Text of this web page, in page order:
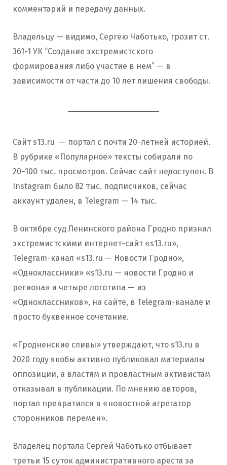
комментарий и передачу данных.
Владельцу — видимо, Сергею Чаботько, грозит ст.
361-1 УК “Создание экстремистского
формирования либо участие в нем” — в
зависимости от части до 10 лет лишения свободы.
Сайт s13.ru — портал с почти 20-летней историей.
В рубрике «Популярное» тексты собирали по
20−100 тыс. просмотров. Сейчас сайт недоступен. В
Instagram было 82 тыс. подписчиков, сейчас
аккаунт удален, в Telegram — 14 тыс.
В октябре суд Ленинского района Гродно признал
экстремистскими интернет-сайт «s13.ru»,
Telegram-канал «s13.ru — Новости Гродно»,
«Одноклассники» «s13.ru — новости Гродно и
региона» и четыре логотипа — из
«Одноклассников», на сайте, в Telegram-канале и
просто буквенное сочетание.
«Гродненские сливы» утверждают, что s13.ru в
2020 году якобы активно публиковал материалы
оппозиции, а властям и провластным активистам
отказывал в публикации. По мнению авторов,
портал превратился в «новостной агрегатор
сторонников перемен».
Владелец портала Сергей Чаботько отбывает
третьи 15 суток административного ареста за